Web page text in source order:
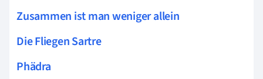
Zusammen ist man weniger allein
Die Fliegen Sartre
Phädra